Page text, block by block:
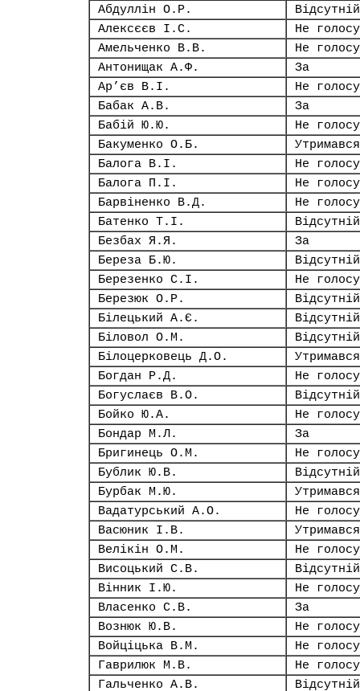
Абдуллін О.Р.
Відсутній
Алексєєв І.С.
Не
Амельченко В.В.
Не
Антонищак А.Ф.
За
Ар’єв В.І.
Не
Бабак А.В.
За
Бабій Ю.Ю.
Не
Бакуменко О.Б.
Утримався
Балога В.І.
Не
Балога П.І.
Не
Барвіненко В.Д.
Не
Батенко Т.І.
Відсутній
Безбах Я.Я.
За
Береза Б.Ю.
Відсутній
Березенко С.І.
Не
Березюк О.Р.
Відсутній
Білецький А.Є.
Відсутній
Біловол О.М.
Відсутній
Білоцерковець Д.О.
Утримався
Богдан Р.Д.
Не
Богуслаєв В.О.
Відсутній
Бойко Ю.А.
Не
Бондар М.Л.
За
Бригинець О.М.
Не
Бублик Ю.В.
Відсутній
Бурбак М.Ю.
Утримався
Вадатурський А.О.
Не
Васюник І.В.
Утримався
Велікін О.М.
Не
Висоцький С.В.
Відсутній
Вінник І.Ю.
Не
Власенко С.В.
За
Вознюк Ю.В.
Не
Войціцька В.М.
Не
Гаврилюк М.В.
Не
Гальченко А.В.
Відсутній